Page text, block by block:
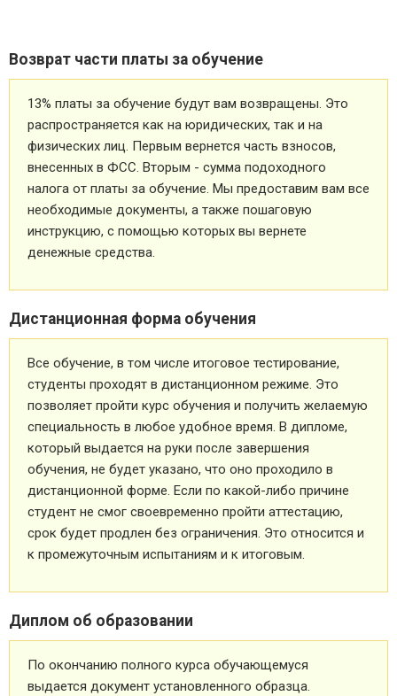
Возврат части платы за обучение
13% платы за обучение будут вам возвращены. Это
распространяется как на юридических, так и на
физических лиц. Первым вернется часть взносов,
внесенных в ФСС. Вторым - сумма подоходного
налога от платы за обучение. Мы предоставим вам все
необходимые документы, а также пошаговую
инструкцию, с помощью которых вы вернете
денежные средства.
Дистанционная форма обучения
Все обучение, в том числе итоговое тестирование,
студенты проходят в дистанционном режиме. Это
позволяет пройти курс обучения и получить желаемую
специальность в любое удобное время. В дипломе,
который выдается на руки после завершения
обучения, не будет указано, что оно проходило в
дистанционной форме. Если по какой-либо причине
студент не смог своевременно пройти аттестацию,
срок будет продлен без ограничения. Это относится и
к промежуточным испытаниям и к итоговым.
Диплом об образовании
По окончанию полного курса обучающемуся
выдается документ установленного образца.